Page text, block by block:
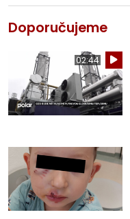
Doporučujeme
02:44